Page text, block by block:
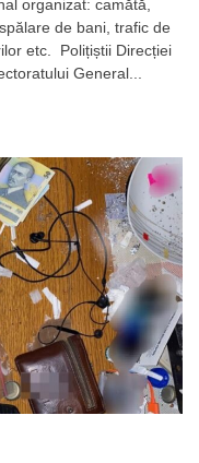
de
mandate
pentru
un
șantaj,
tentativă
de
omor,
spălare
de
bani,
trafic
influență
organizat: camătă,
de bani, trafic de
etc. Polițiștii Direcției
General...